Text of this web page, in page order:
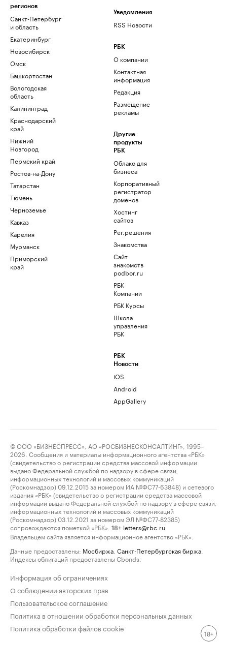
регионов
Санкт-Петербург
и область
Екатеринбург
Новосибирск
Омск
Башкортостан
Вологодская
область
Калининград
Краснодарский
край
Нижний
Новгород
Пермский край
Ростов-на-Дону
Татарстан
Тюмень
Черноземье
Кавказ
Карелия
Мурманск
Приморский
край
Уведомления
RSS Новости
РБК
О компании
Контактная
информация
Редакция
Размещение
рекламы
Другие
продукты
РБК
Облако для
бизнеса
Корпоративный
регистратор
доменов
Хостинг
сайтов
Рег.решения
Знакомства
Сайт
знакомств
podbor.ru
РБК
Компании
РБК Курсы
Школа
управления
РБК
РБК
Новости
iOS
Android
AppGallery
© ООО «БИЗНЕСПРЕСС», АО «РОСБИЗНЕСКОНСАЛТИНГ», 1995–
2026. Сообщения и материалы информационного агентства «РБК»
(свидетельство о регистрации средства массовой информации
выдано Федеральной службой по надзору в сфере связи,
информационных технологий и массовых коммуникаций
(Роскомнадзор) 09.12.2015 за номером ИА №ФС77-63848) и сетевого
издания «РБК» (свидетельство о регистрации средства массовой
информации выдано Федеральной службой по надзору в сфере связи,
информационных технологий и массовых коммуникаций
(Роскомнадзор) 03.12.2021 за номером ЭЛ №ФС77-82385)
сопровождаются пометкой «РБК».
18+ letters@rbc.ru
Владельцем сайта является информационное агентство «РБК».
Данные предоставлены: Мосбиржа Санкт-Петербургская биржа
Индексы облигаций предоставлены Cbonds.
Информация об ограничениях
О соблюдении авторских прав
Пользовательское соглашение
Политика в отношении обработки персональных данных
Политика обработки файлов cookie
18+